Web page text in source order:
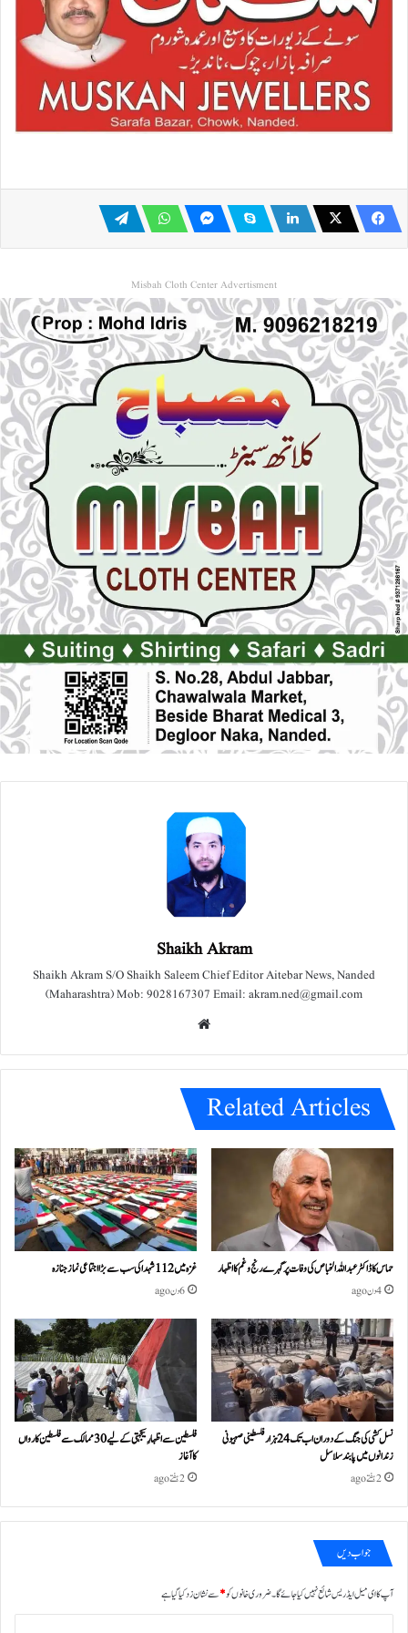
Misbah Cloth Center Advertisment
Shaikh Akram
Shaikh Akram S/O Shaikh Saleem Chief Editor Aitebar News, Nanded
(Maharashtra) Mob: 9028167307 Email: akram.ned@gmail.com
e
Related Articles
حماس کا ڈاکٹر عبداللہ الخباص کی وفات پر گہرے رنج وغم کااظہار
4 دن ago
غزہ میں 112 شہدا کی سب سے بڑا اجتماعی نماز جنازہ
6 دن ago
نسل کشی کی جنگ کے دوران اب تک 24ہزار فلسطینی صہیونی
زندانوں میں پابند سلاسل
2 ہفتے ago
فلسطین سے اظہارِ یکجہتی کے لیے 30 ممالک سے فلسطین کارواں
کا آغاز
2 ہفتے ago
جواب دیں
آپ کا ای میل ایڈریس شائع نہیں کیا جائے گا۔ضروری خانوں کو*سے نشان زد کیا گیا ہے